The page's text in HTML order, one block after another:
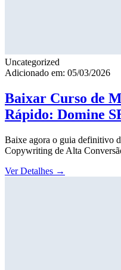
Uncategorized
Adicionado em: 05/03/2026
Baixar Curso de
Rápido: Domine
Baixe agora o guia definitivo
Copywriting de Alta
Ver Detalhes →